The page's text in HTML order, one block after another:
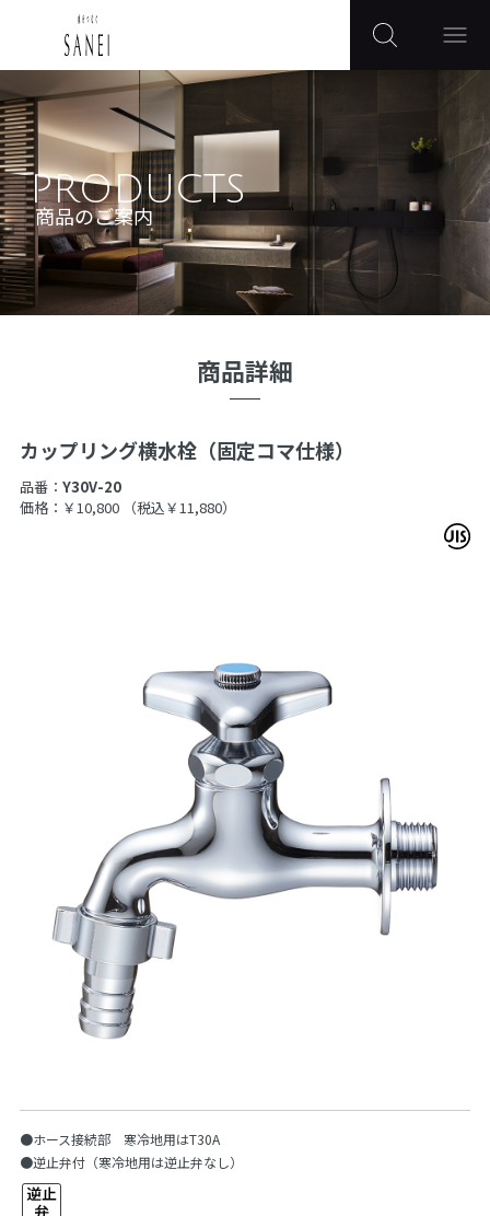
PRODUCTS
商品のご案内
商品詳細
カップリング横水栓（固定コマ仕様）
品番： Y30V-20
価格：￥10,800
（税込￥11,880）
●ホース接続部 寒冷地用はT30A
●逆止弁付（寒冷地用は逆止弁なし）